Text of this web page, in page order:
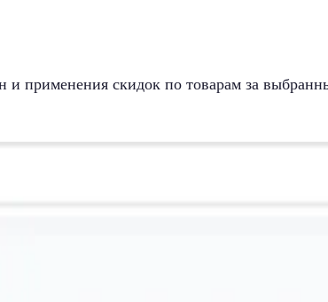
и применения скидок по товарам за